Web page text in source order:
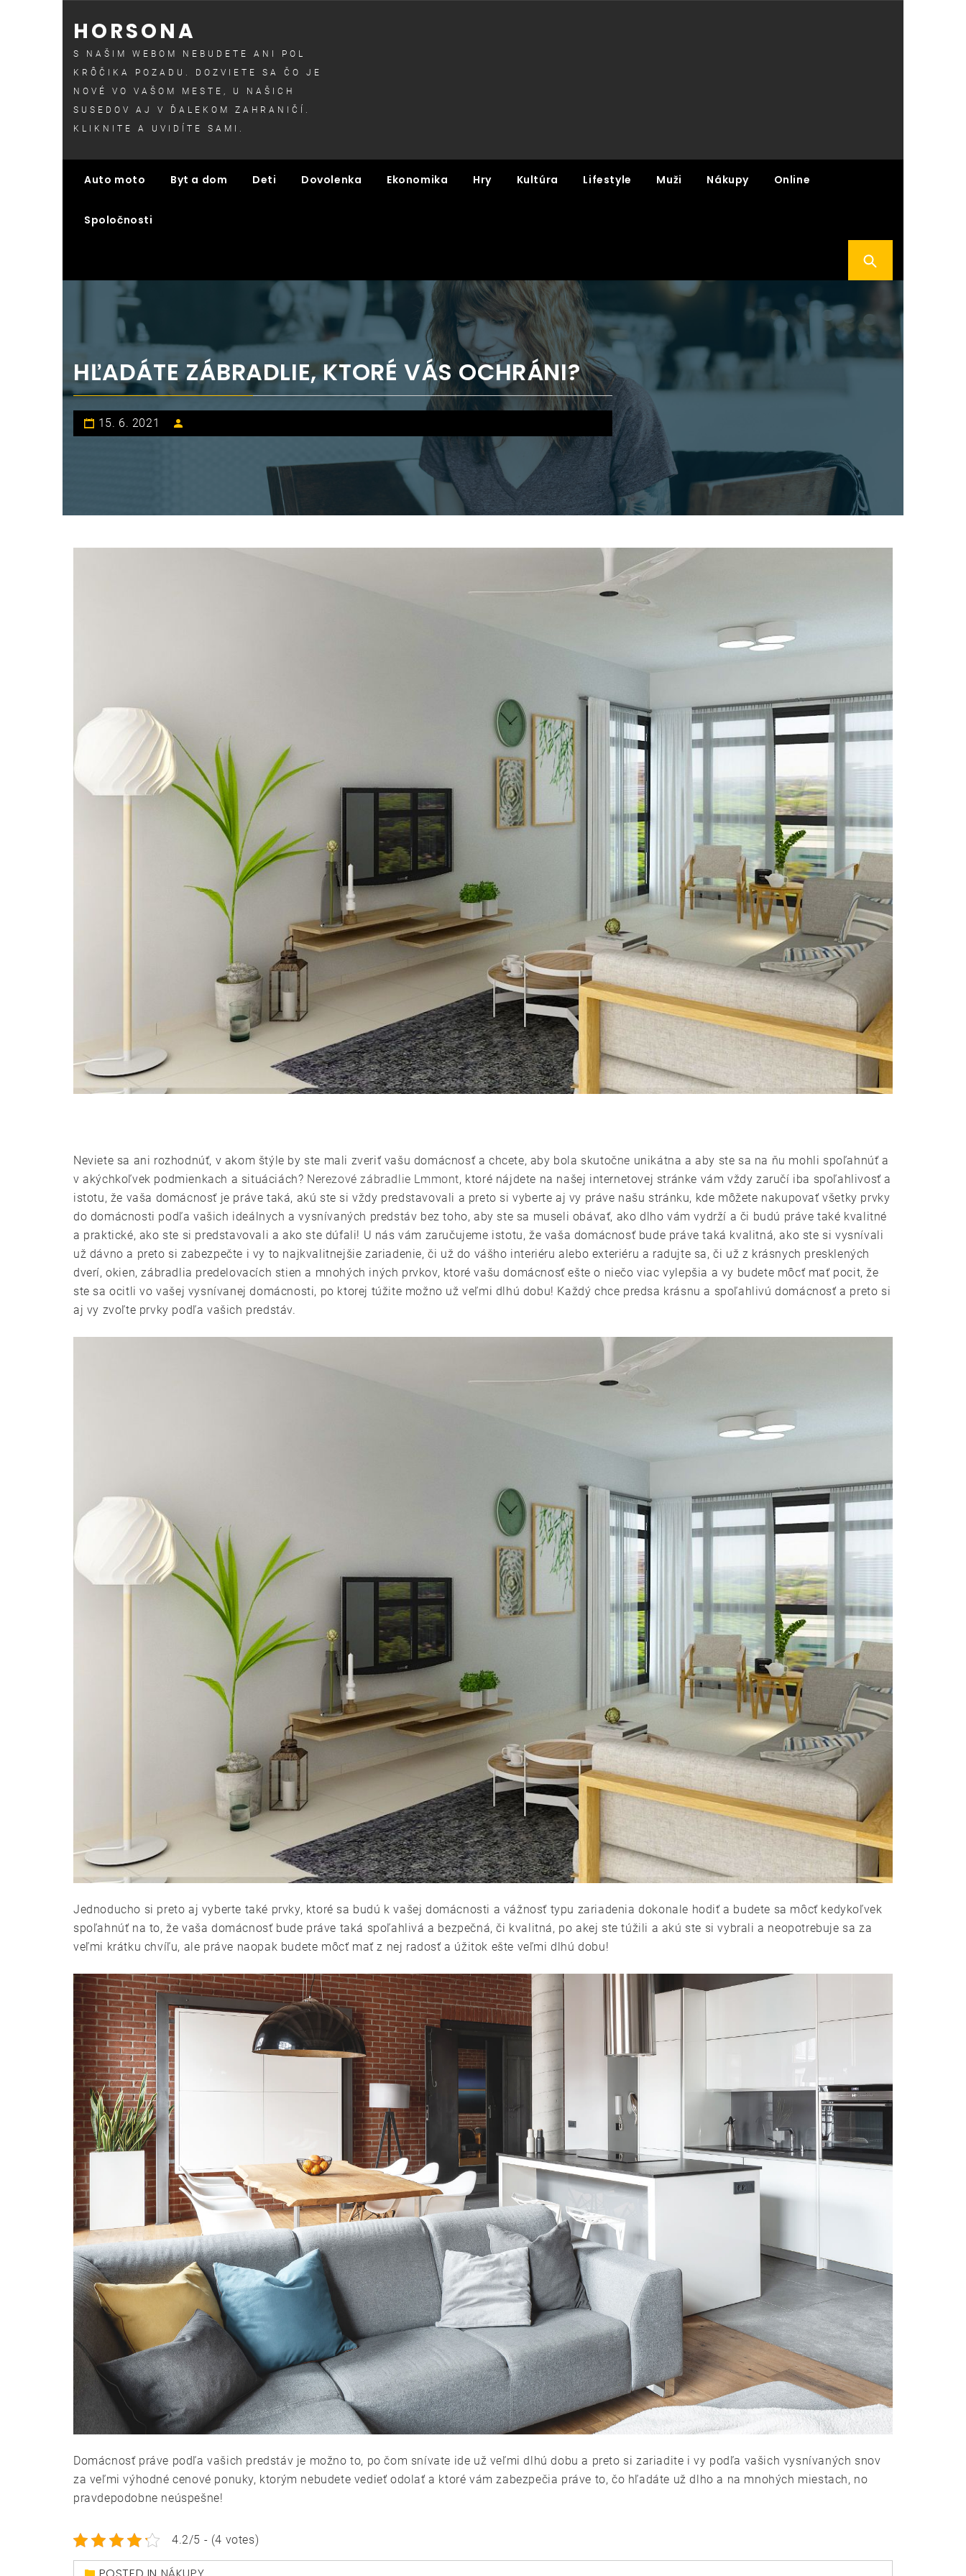
HORSONA
S NAŠIM WEBOM NEBUDETE ANI POL
KRÔČIKA POZADU. DOZVIETE SA ČO JE
NOVÉ VO VAŠOM MESTE, U NAŠICH
SUSEDOV AJ V ĎALEKOM ZAHRANIČÍ.
KLIKNITE A UVIDÍTE SAMI.
Auto moto Byt a dom Deti Dovolenka Ekonomika Hry Kultúra Lifestyle Muži Nákupy Online
Spoločnosti
HĽADÁTE ZÁBRADLIE, KTORÉ VÁS OCHRÁNI?
15. 6. 2021
Neviete sa ani rozhodnúť, v akom štýle by ste mali zveriť vašu domácnosť a chcete, aby bola skutočne unikátna a aby ste sa na ňu mohli spoľahnúť a
v akýchkoľvek podmienkach a situáciách? Nerezové zábradlie Lmmont, ktoré nájdete na našej internetovej stránke vám vždy zaručí iba spoľahlivosť a
istotu, že vaša domácnosť je práve taká, akú ste si vždy predstavovali a preto si vyberte aj vy práve našu stránku, kde môžete nakupovať všetky prvky
do domácnosti podľa vašich ideálnych a vysnívaných predstáv bez toho, aby ste sa museli obávať, ako dlho vám vydrží a či budú práve také kvalitné
a praktické, ako ste si predstavovali a ako ste dúfali! U nás vám zaručujeme istotu, že vaša domácnosť bude práve taká kvalitná, ako ste si vysnívali
už dávno a preto si zabezpečte i vy to najkvalitnejšie zariadenie, či už do vášho interiéru alebo exteriéru a radujte sa, či už z krásnych presklených
dverí, okien, zábradlia predelovacích stien a mnohých iných prvkov, ktoré vašu domácnosť ešte o niečo viac vylepšia a vy budete môcť mať pocit, že
ste sa ocitli vo vašej vysnívanej domácnosti, po ktorej túžite možno už veľmi dlhú dobu! Každý chce predsa krásnu a spoľahlivú domácnosť a preto si
aj vy zvoľte prvky podľa vašich predstáv.
Jednoducho si preto aj vyberte také prvky, ktoré sa budú k vašej domácnosti a vážnosť typu zariadenia dokonale hodiť a budete sa môcť kedykoľvek
spoľahnúť na to, že vaša domácnosť bude práve taká spoľahlivá a bezpečná, či kvalitná, po akej ste túžili a akú ste si vybrali a neopotrebuje sa za
veľmi krátku chvíľu, ale práve naopak budete môcť mať z nej radosť a úžitok ešte veľmi dlhú dobu!
Domácnosť práve podľa vašich predstáv je možno to, po čom snívate ide už veľmi dlhú dobu a preto si zariadite i vy podľa vašich vysnívaných snov
za veľmi výhodné cenové ponuky, ktorým nebudete vedieť odolať a ktoré vám zabezpečia práve to, čo hľadáte už dlho a na mnohých miestach, no
pravdepodobne neúspešne!
4.2/5 - (4 votes)